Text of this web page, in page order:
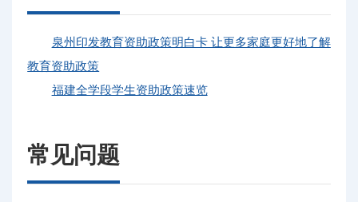
泉州印发教育资助政策明白卡 让更多家庭更好地了解
教育资助政策
福建全学段学生资助政策速览
常见问题